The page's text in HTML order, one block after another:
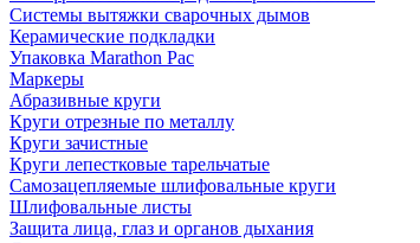
Системы вытяжки сварочных дымов
Керамические подкладки
Упаковка Marathon Pac
Маркеры
Абразивные круги
Круги отрезные по металлу
Круги зачистные
Круги лепестковые тарельчатые
Самозацепляемые шлифовальные круги
Шлифовальные листы
Защита лица, глаз и органов дыхания